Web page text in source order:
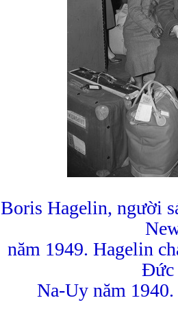
Boris Hagelin, người
năm 1949. Hagelin
Đức
Na-Uy năm